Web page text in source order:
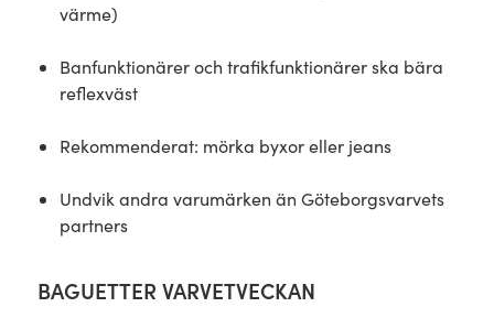
värme)
Banfunktionärer och trafikfunktionärer ska bära
reflexväst
Rekommenderat: mörka byxor eller jeans
Undvik andra varumärken än Göteborgsvarvets
partners
BAGUETTER VARVETVECKAN